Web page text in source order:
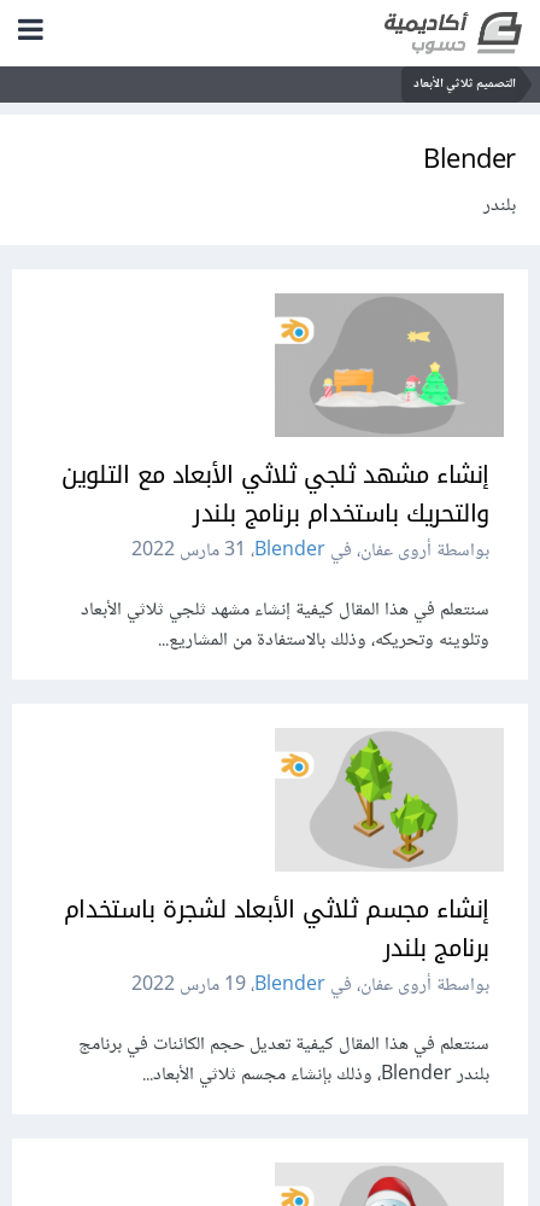
التصميم ثلاثي الأبعاد
Blender
بلندر
إنشاء مشهد ثلجي ثلاثي الأبعاد مع التلوين
والتحريك باستخدام برنامج بلندر
بواسطة أروى عفان، فيBlender، 31 مارس 2022
سنتعلم في هذا المقال كيفية إنشاء مشهد ثلجي ثلاثي الأبعاد
وتلوينه وتحريكه، وذلك بالاستفادة من المشاريع...
إنشاء مجسم ثلاثي الأبعاد لشجرة باستخدام
برنامج بلندر
بواسطة أروى عفان، فيBlender،19 مارس 2022
سنتعلم في هذا المقال كيفية تعديل حجم الكائنات في برنامج
بلندر Blender، وذلك بإنشاء مجسم ثلاثي الأبعاد...